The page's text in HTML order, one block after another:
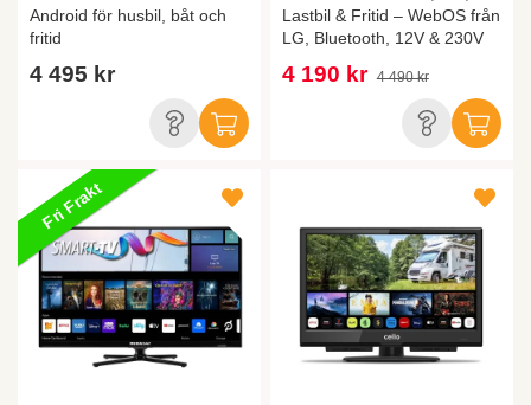
Android för husbil, båt och
fritid
4 495 kr
Lastbil & Fritid – WebOS från
LG, Bluetooth, 12V & 230V
4 190 kr 4 490 kr
Fri Frakt